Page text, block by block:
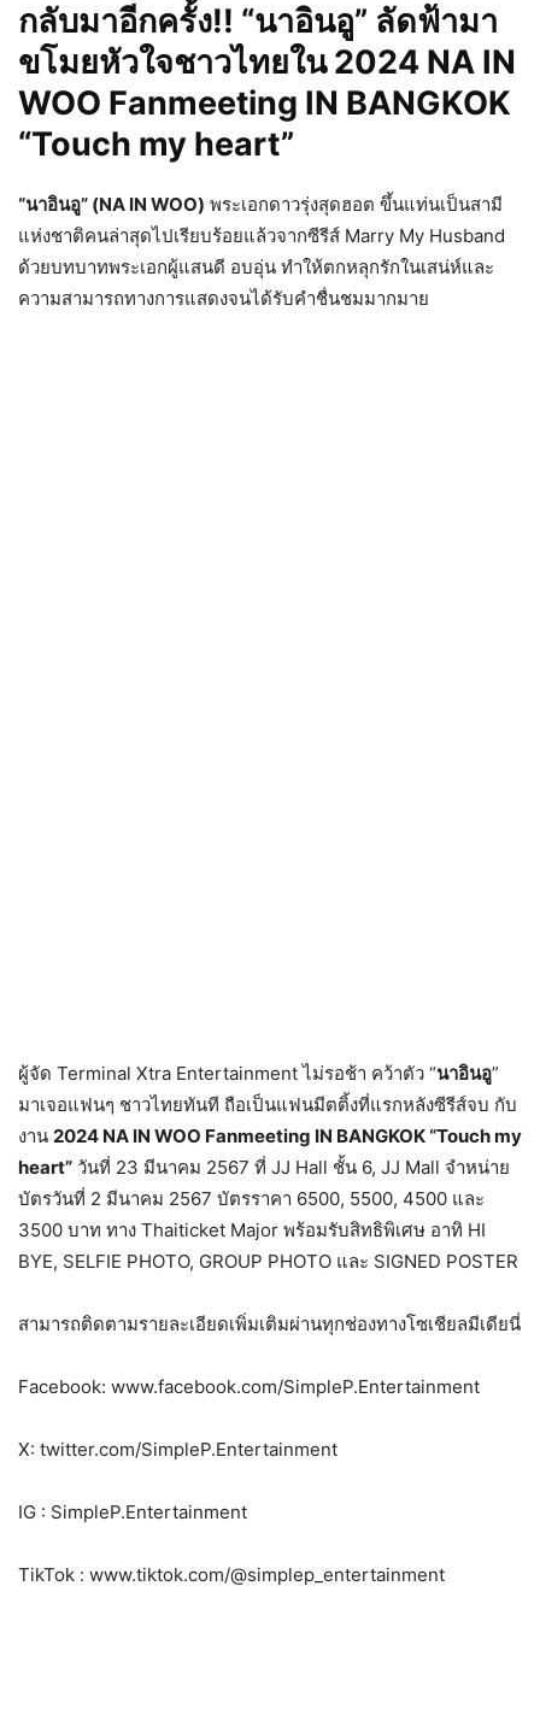
กลับมาอีกครั้ง!! “นาอินอู” ลัดฟ้ามา
ขโมยหัวใจชาวไทยใน 2024 NA IN
WOO Fanmeeting IN BANGKOK
“Touch my heart”
“นาอินอู” (NA IN WOO) พระเอกดาวรุ่งสุดฮอต ขึ้นแท่นเป็นสามี
แห่งชาติคนล่าสุดไปเรียบร้อยแล้วจากซีรีส์ Marry My Husband
ด้วยบทบาทพระเอกผู้แสนดี อบอุ่น ทำให้ตกหลุกรักในเสน่ห์และ
ความสามารถทางการแสดงจนได้รับคำชื่นชมมากมาย
ผู้จัด Terminal Xtra Entertainment ไม่รอช้า คว้าตัว “นาอินอู”
มาเจอแฟนๆ ชาวไทยทันที ถือเป็นแฟนมีตติ้งที่แรกหลังซีรีส์จบ กับ
งาน 2024 NA IN WOO Fanmeeting IN BANGKOK “Touch my
heart” วันที่ 23 มีนาคม 2567 ที่ JJ Hall ชั้น 6, JJ Mall จำหน่าย
บัตรวันที่ 2 มีนาคม 2567 บัตรราคา 6500, 5500, 4500 และ
3500 บาท ทาง Thaiticket Major พร้อมรับสิทธิพิเศษ อาทิ HI
BYE, SELFIE PHOTO, GROUP PHOTO และ SIGNED POSTER
สามารถติดตามรายละเอียดเพิ่มเติมผ่านทุกช่องทางโซเชียลมีเดียนี่
Facebook: www.facebook.com/SimpleP.Entertainment
X: twitter.com/SimpleP.Entertainment
IG : SimpleP.Entertainment
TikTok : www.tiktok.com/@simplep_entertainment